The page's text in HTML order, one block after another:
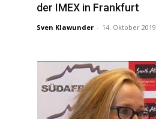
der IMEX in Frankfurt
Sven Klawunder - 14. Oktober 2019